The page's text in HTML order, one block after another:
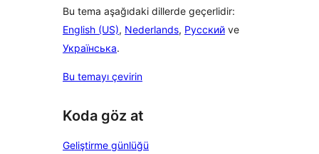
Bu tema aşağıdaki dillerde geçerlidir:
English (US), Nederlands, Русский ve
Українська.
Bu temayı çevirin
Koda göz at
Geliştirme günlüğü